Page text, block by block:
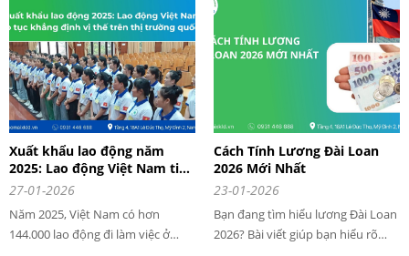
tránh rủi ro, tiết kiệm chi phí và
tăng tỷ lệ trúng tuyển.
mức lương cao, chi phí thấp và cơ
hội tăng ca nhiều. Tuy nhiên, để
được sang Đài Loan làm việc hợp
pháp trong năm 2026, người lao
động cần nắm rõ các điều kiện,
yêu cầu và quy định mới nhất.
Xuất khẩu lao động năm
2025: Lao động Việt Nam tiếp
tục khẳng định vị thế trên thị
27-01-2026
Năm 2025, Việt Nam có hơn
144.000 lao động đi làm việc ở
Cách Tính Lương Đài Loan
2026 Mới Nhất
23-01-2026
Bạn đang tìm hiểu lương Đài Loan
2026? Bài viết giúp bạn hiểu rõ